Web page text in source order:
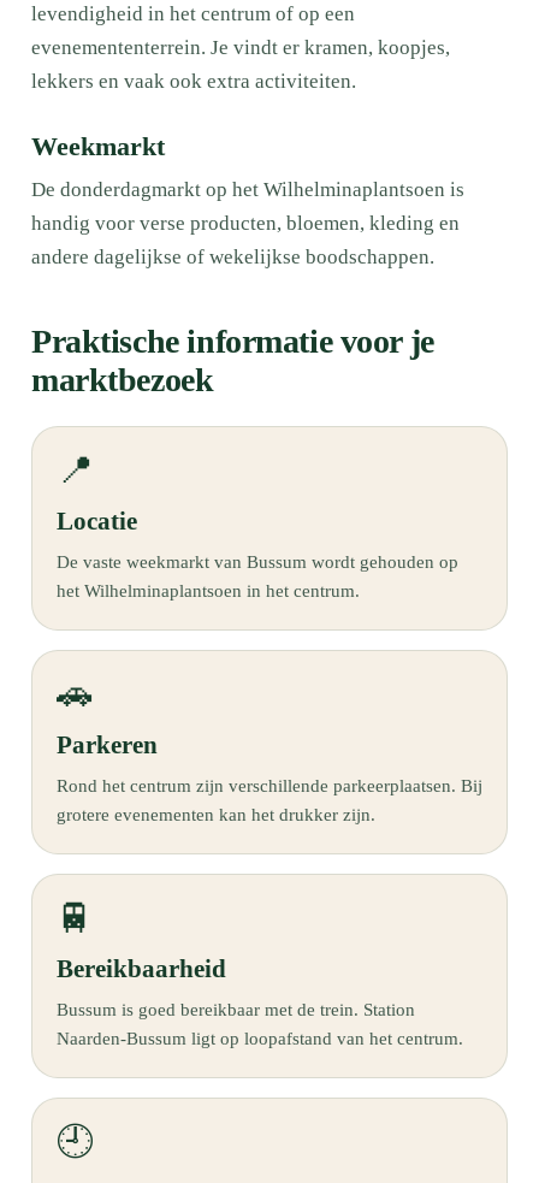
levendigheid in het centrum of op een
evenemententerrein. Je vindt er kramen, koopjes,
lekkers en vaak ook extra activiteiten.
Weekmarkt
De donderdagmarkt op het Wilhelminaplantsoen is
handig voor verse producten, bloemen, kleding en
andere dagelijkse of wekelijkse boodschappen.
Praktische informatie voor je
marktbezoek
📍
Locatie
De vaste weekmarkt van Bussum wordt gehouden op
het Wilhelminaplantsoen in het centrum.
🚗
Parkeren
Rond het centrum zijn verschillende parkeerplaatsen. Bij
grotere evenementen kan het drukker zijn.
🚆
Bereikbaarheid
Bussum is goed bereikbaar met de trein. Station
Naarden-Bussum ligt op loopafstand van het centrum.
🕘